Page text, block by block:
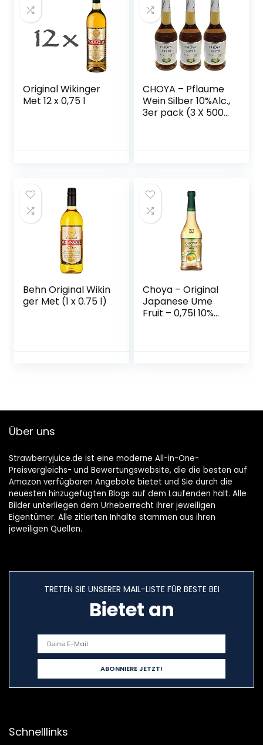
Original Wikinger
Met 12 x 0,75 l
CHOYA – Pflaume
Wein Silber 10%Alc.,
3er pack (3 X 500
Behn Original Wikin
ger Met (1 x 0.75 l)
Choya – Original
Japanese Ume
Fruit – 0,75l 10%
Über uns
Strawberryjuice.de ist eine moderne All-in-One-
Preisvergleichs- und Bewertungswebsite, die die besten auf
Amazon verfügbaren Angebote bietet und Sie durch die
neuesten hinzugefügten Blogs auf dem Laufenden hält. Alle
Bilder unterliegen dem Urheberrecht ihrer jeweiligen
Eigentümer. Alle zitierten Inhalte stammen aus ihren
jeweiligen Quellen.
TRETEN SIE UNSERER MAIL-LISTE FÜR BESTE BEI
Bietet an
Schnelllinks